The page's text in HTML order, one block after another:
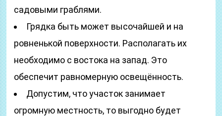
садовыми граблями.
Грядка быть может высочайшей и на
ровненькой поверхности. Располагать их
необходимо с востока на запад. Это
обеспечит равномерную освещённость.
Допустим, что участок занимает
огромную местность, то выгодно будет